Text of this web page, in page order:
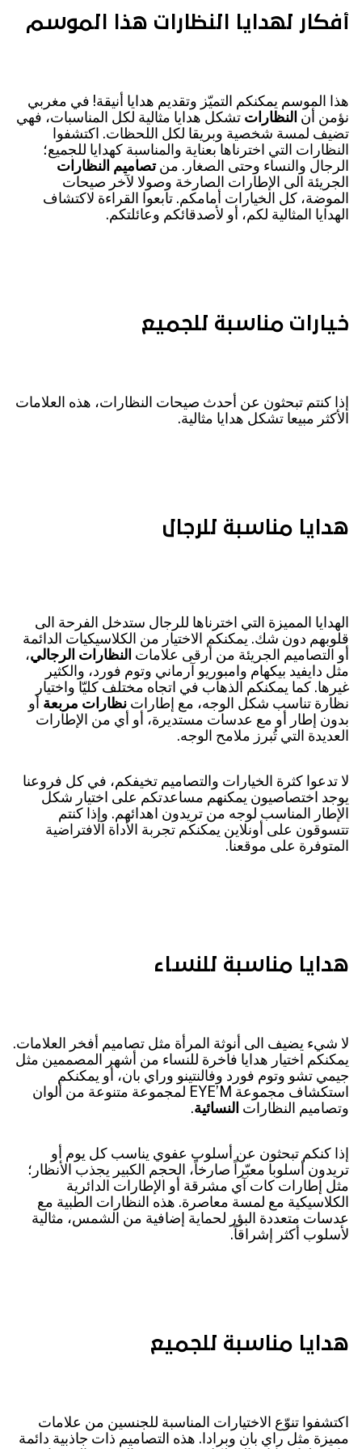
أفكار لهدايا النظارات هذا الموسم
هذا الموسم يمكنكم التميّز وتقديم هدايا أنيقة! في مغربي
نؤمن أن النظارات تشكل هدايا مثالية لكل المناسبات، فهي
تضيف لمسة شخصية وبريقا لكل اللحظات. اكتشفوا
النظارات التي اخترناها بعناية والمناسبة كهدايا للجميع؛
الرجال والنساء وحتى الصغار. منتصاميم النظارات
الجريئة الى الإطارات الصارخة وصولا لآخر صيحات
الموضة، كل الخيارات أمامكم. تابعوا القراءة لاكتشاف
الهدايا المثالية لكم، أو لأصدقائكم وعائلتكم.
خيارات مناسبة للجميع
إذا كنتم تبحثون عن أحدث صيحات النظارات، هذه العلامات
الأكثر مبيعا تشكل هدايا مثالية.
هدايا مناسبة للرجال
الهدايا المميزة التي اخترناها للرجال ستدخل الفرحة الى
قلوبهم دون شك. يمكنكم الاختيار من الكلاسيكيات الدائمة
أو التصاميم الجريئة من أرقى علامات النظارات الرجالي،
مثل دايفيد بيكهام وامبوريو آرماني وتوم فورد، والكثير
غيرها. كما يمكنكم الذهاب في اتجاه مختلف كليّا واختيار
نظارة تناسب شكل الوجه، مع إطارات نظارات مربعة أو
بدون إطار أو مع عدسات مستديرة، أو أي من الإطارات
العديدة التي تُبرز ملامح الوجه.
لا تدعوا كثرة الخيارات والتصاميم تخيفكم، في كل فروعنا
يوجد اختصاصيون يمكنهم مساعدتكم على اختيار شكل
الإطار المناسب لوجه من تريدون اهدائهم. وإذا كنتم
تتسوقون على أونلاين يمكنكم تجربة الأداة الافتراضية
المتوفرة على موقعنا.
هدايا مناسبة للنساء
لا شيء يضيف الى أنوثة المرأة مثل تصاميم أفخر العلامات.
يمكنكم اختيار هدايا فاخرة للنساء من أشهر المصممين مثل
جيمي تشو وتوم فورد وفالنتينو وراي بان، أو يمكنكم
استكشاف مجموعة EYE’M لمجموعة متنوعة من ألوان
وتصاميم النظارات النسائية.
إذا كنكم تبحثون عن أسلوب عفوي يناسب كل يوم أو
تريدون أسلوبا معبّراً صارخاً، الحجم الكبير يجذب الأنظار؛
مثل إطارات كات آي مشرقة أو الإطارات الدائرية
الكلاسيكية مع لمسة معاصرة. هذه النظارات الطبية مع
عدسات متعددة البؤر لحماية إضافية من الشمس، مثالية
لأسلوب أكثر إشراقاً.
هدايا مناسبة للجميع
اكتشفوا تنوّع الاختيارات المناسبة للجنسين من علامات
مميزة مثل راي بان وبرادا. هذه التصاميم ذات جاذبية دائمة